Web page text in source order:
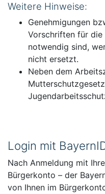
Weitere Hinweise:
Genehmigungen
Vorschriften für
notwendig sind,
nicht ersetzt.
Neben dem
Login mit
Nach Anmeldung mit
Bürgerkonto – der
von Ihnen im